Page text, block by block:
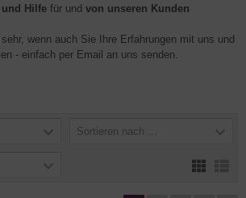
Hilfe für und von unseren Kunden
wenn auch Sie Ihre Erfahrungen mit uns und
- einfach per Email an uns senden.
Sortieren nach ...